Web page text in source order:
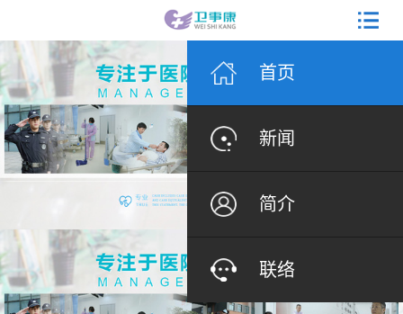
首页
新闻
简介
联络